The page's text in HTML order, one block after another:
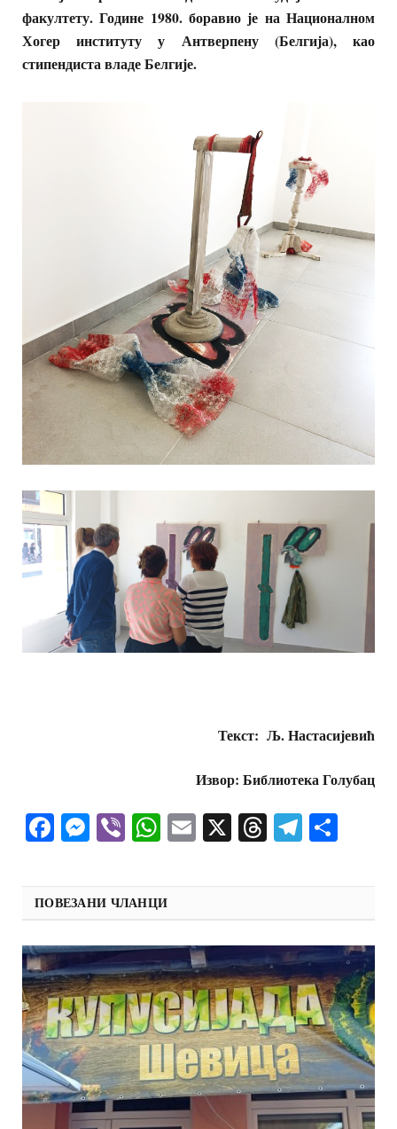
факултету. Године 1980. боравио је на Националном
Хогер институту у Антверпену (Белгија), као
стипендиста владе Белгије.
Текст: Љ. Настасијевић
Извор: Библиотека Голубац
Facebook
Messenger
ViberWhatsApp
Email
X Threads
ПОВЕЗАНИ ЧЛАНЦИ